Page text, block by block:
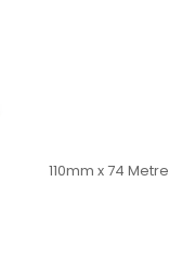
110mm x 74 Metre